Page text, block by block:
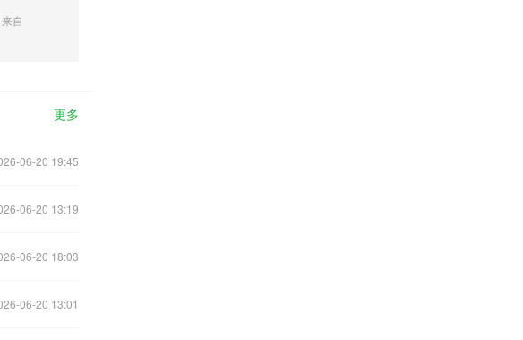
来自
更多
06-20 19:45
06-20 13:19
06-20 18:03
06-20 13:01